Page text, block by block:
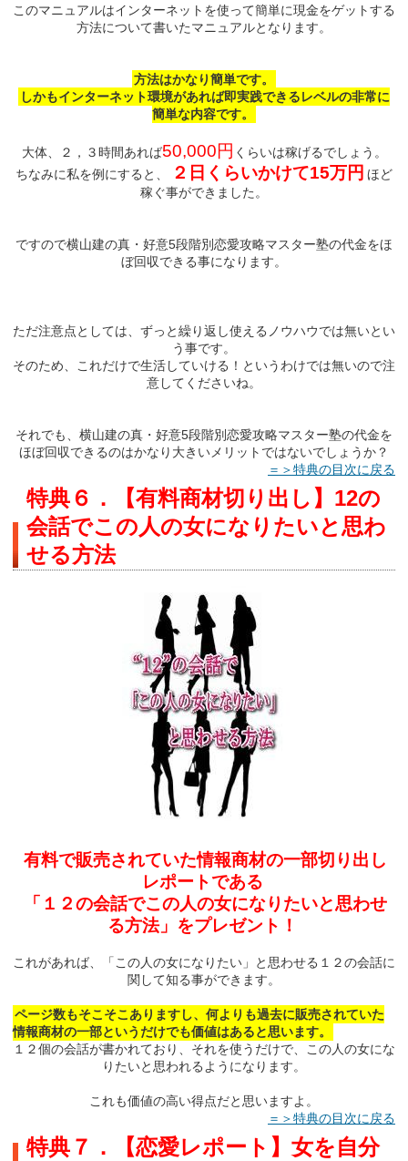
このマニュアルはインターネットを使って簡単に現金をゲットする
方法について書いたマニュアルとなります。
方法はかなり簡単です。
しかもインターネット環境があれば即実践できるレベルの非常に
簡単な内容です。
大体、２，３時間あれば50,000円 くらいは稼げるでしょう。
ちなみに私を例にすると、
２日くらいかけて15万円 ほど
稼ぐ事ができました。
ですので横山建の真・好意5段階別恋愛攻略マスター塾の代金をほ
ぼ回収できる事になります。
ただ注意点としては、ずっと繰り返し使えるノウハウでは無いとい
う事です。
そのため、これだけで生活していける！というわけでは無いので注
意してくださいね。
それでも、横山建の真・好意5段階別恋愛攻略マスター塾の代金を
ほぼ回収できるのはかなり大きいメリットではないでしょうか？
＝＞特典の目次に戻る
特典６．【有料商材切り出し】12の
会話でこの人の女になりたいと思わ
せる方法
有料で販売されていた情報商材の一部切り出し
レポートである
「１２の会話でこの人の女になりたいと思わせ
る方法」をプレゼント！
これがあれば、「この人の女になりたい」と思わせる１２の会話に
関して知る事ができます。
ページ数もそこそこありますし、何よりも過去に販売されていた
情報商材の一部というだけでも価値はあると思います。
１２個の会話が書かれており、それを使うだけで、この人の女にな
りたいと思われるようになります。
これも価値の高い得点だと思いますよ。
＝＞特典の目次に戻る
特典７．【恋愛レポート】女を自分